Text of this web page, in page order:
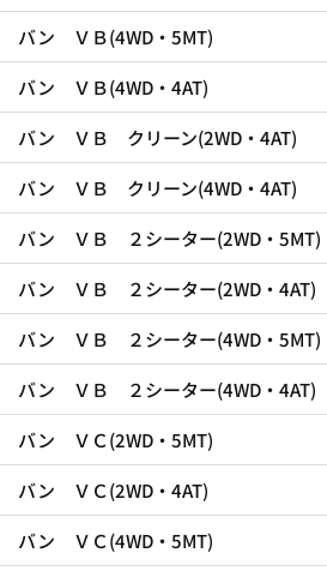
バン ＶＢ(4WD・5MT)
バン ＶＢ(4WD・4AT)
バン ＶＢ クリーン(2WD・4AT)
バン ＶＢ クリーン(4WD・4AT)
バン ＶＢ ２シーター(2WD・5MT)
バン ＶＢ ２シーター(2WD・4AT)
バン ＶＢ ２シーター(4WD・5MT)
バン ＶＢ ２シーター(4WD・4AT)
バン ＶＣ(2WD・5MT)
バン ＶＣ(2WD・4AT)
バン ＶＣ(4WD・5MT)